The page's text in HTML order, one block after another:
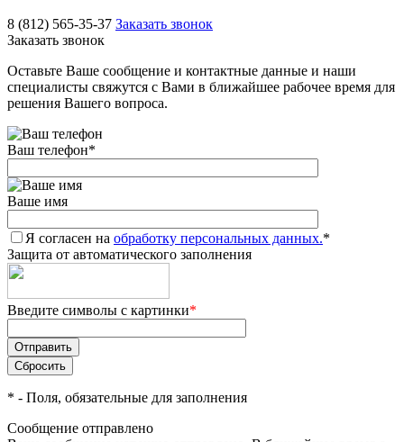
8 (812) 565-35-37 Заказать звонок
Заказать звонок
Оставьте Ваше сообщение и контактные данные и наши
специалисты свяжутся с Вами в ближайшее рабочее время для
решения Вашего вопроса.
Ваш телефон*
Ваше имя
Я согласен на обработку персональных данных.*
Защита от автоматического заполнения
Введите символы с картинки*
* - Поля, обязательные для заполнения
Сообщение отправлено